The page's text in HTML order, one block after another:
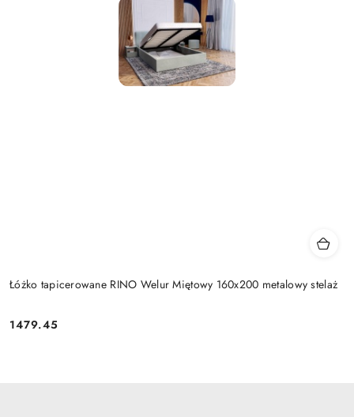
Łóżko tapicerowane RINO Welur Miętowy 160x200 metalowy stelaż
Cena:
1479.45